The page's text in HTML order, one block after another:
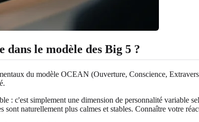
dans le modèle des Big 5 ?
du modèle OCEAN (Ouverture, Conscience,
: c'est simplement une dimension de personnalité variable
sont naturellement plus calmes et stables. Connaître votre